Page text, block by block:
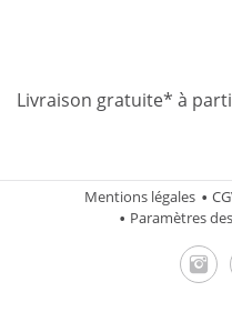
Livraison gratuite* à
Mentions légales
Paramètres